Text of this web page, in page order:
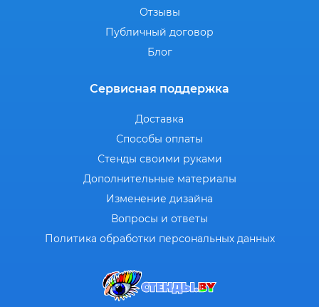
Отзывы
Публичный договор
Блог
Сервисная поддержка
Доставка
Способы оплаты
Стенды своими руками
Дополнительные материалы
Изменение дизайна
Вопросы и ответы
Политика обработки персональных данных